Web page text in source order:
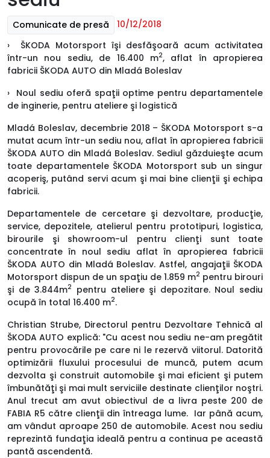
Comunicate de presă
10/12/2018
› ŠKODA Motorsport îşi desfăşoară acum activitatea
într-un nou sediu, de 16.400 m2, aflat în apropierea
fabricii ŠKODA AUTO din Mladá Boleslav
› Noul sediu oferă spaţii optime pentru departamentele
de inginerie, pentru ateliere şi logistică
Mladá Boleslav, decembrie 2018 – ŠKODA Motorsport s-a
mutat acum într-un sediu nou, aflat în apropierea fabricii
ŠKODA AUTO din Mladá Boleslav. Sediul găzduieşte acum
toate departamentele ŠKODA Motorsport sub un singur
acoperiş, putând servi acum şi mai bine clienţii şi echipa
fabricii.
Departamentele de cercetare şi dezvoltare, producţie,
service, depozitele, atelierul pentru prototipuri, logistica,
birourile şi showroom-ul pentru clienţi sunt toate
concentrate în noul sediu aflat în apropierea fabricii
ŠKODA AUTO din Mladá Boleslav. Astfel, angajaţii ŠKODA
Motorsport dispun de un spaţiu de 1.859 m2 pentru birouri
şi de 3.844m2
pentru ateliere şi depozitare. Noul sediu
ocupă în total 16.400 m2.
Christian Strube, Directorul pentru Dezvoltare Tehnică al
ŠKODA AUTO explică: "Cu acest nou sediu ne-am pregătit
pentru provocările pe care ni le rezervă viitorul. Datorită
optimizării fluxului procesului de muncă, putem acum
dezvolta şi construit automobile şi mai eficient şi putem
îmbunătăţi şi mai mult serviciile destinate clienţilor noştri.
Anul trecut am avut obiectivul de a livra peste 200 de
FABIA R5 către clienţii din întreaga lume. Iar până acum,
am vândut aproape 250 de automobile. Acest nou sediu
reprezintă fundaţia ideală pentru a continua pe această
pantă ascendentă.